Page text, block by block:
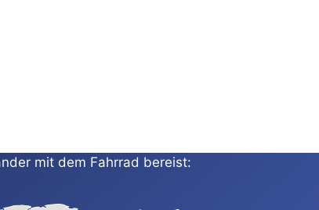
mit dem Fahrrad bereist: